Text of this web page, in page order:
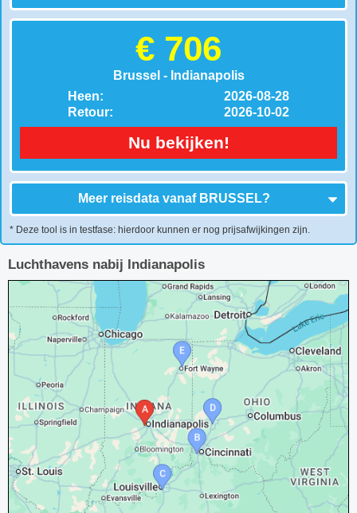
€ 706
Brussel - Indianapolis
Heen:
Retour:
2026-08-28
2026-10-02
Nu bekijken!
Meer reisdata vanaf BRUSSEL?
* Deze tool is in testfase: hierdoor kunnen er nog prijsafwijkingen zijn.
Luchthavens nabij Indianapolis